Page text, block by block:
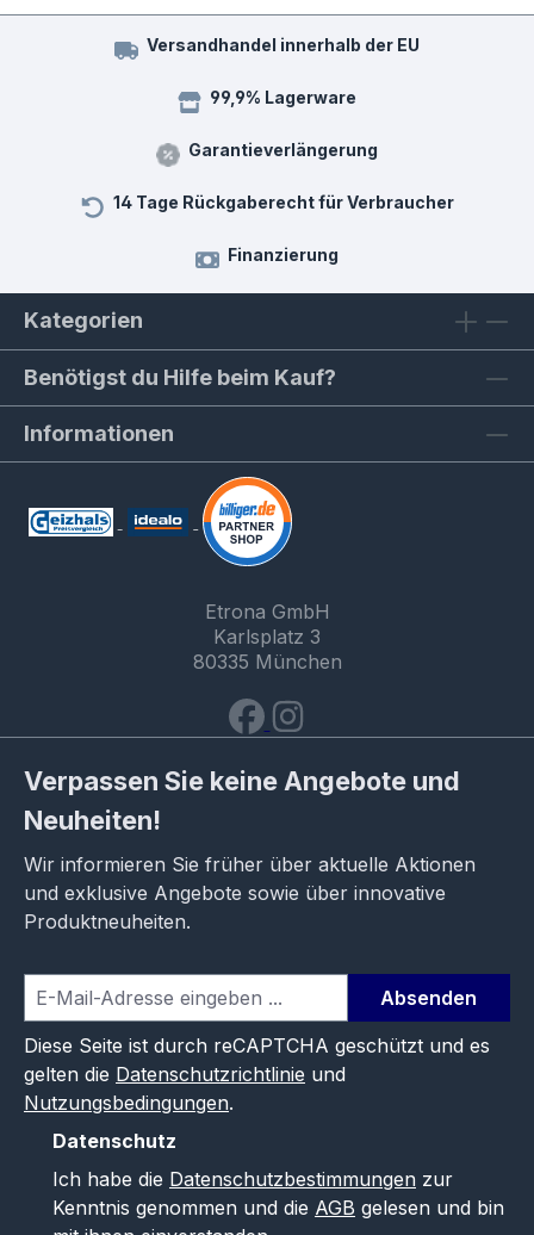
Versandhandel innerhalb der EU
99,9% Lagerware
Garantieverlängerung
14 Tage Rückgaberecht für Verbraucher
Finanzierung
Kategorien
Benötigst du Hilfe beim Kauf?
Informationen
Etrona GmbH
Karlsplatz 3
80335 München
Verpassen Sie keine Angebote und
Neuheiten!
Wir informieren Sie früher über aktuelle Aktionen
und exklusive Angebote sowie über innovative
Produktneuheiten.
Absenden
Diese Seite ist durch reCAPTCHA geschützt und es
gelten die Datenschutzrichtlinie und
Nutzungsbedingungen.
Datenschutz
Ich habe die Datenschutzbestimmungen zur
Kenntnis genommen und die AGB gelesen und bin